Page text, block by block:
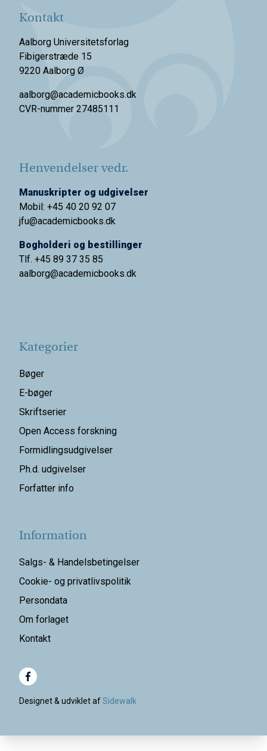
Kontakt
Aalborg Universitetsforlag
Fibigerstræde 15
9220 Aalborg Ø
aalborg@academicbooks.dk
CVR-nummer 27485111
Henvendelser vedr.
Manuskripter og udgivelser
Mobil: +45 40 20 92 07
jfu@academicbooks.dk
Bogholderi og bestillinger
Tlf. +45 89 37 35 85
aalborg@academicbooks.dk
Kategorier
Bøger
E-bøger
Skriftserier
Open Access forskning
Formidlingsudgivelser
Ph.d. udgivelser
Forfatter info
Information
Salgs- & Handelsbetingelser
Cookie- og privatlivspolitik
Persondata
Om forlaget
Kontakt
Designet & udviklet afSidewalk